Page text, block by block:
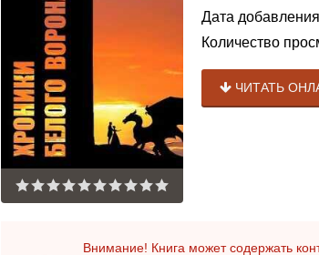
Дата
Количество
ЧИТАТЬ
Внимание! Книга может содержать